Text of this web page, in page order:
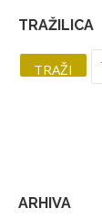
TRAŽILICA
ARHIVA